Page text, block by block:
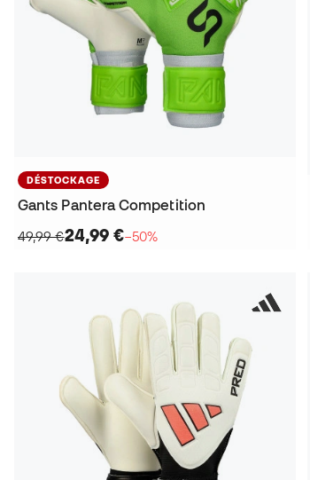
DÉSTOCKAGE
Gants Pantera Competition
49,99 €24,99 €−50%